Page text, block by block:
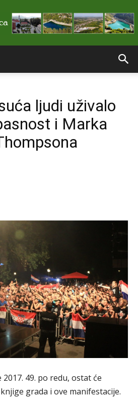
stranice
Grada
ljudi uživalo
i Marka
49. po redu, ostat će
grada i ove manifestacije.